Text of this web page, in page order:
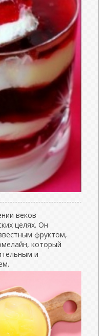
веков
целях. Он
фруктом,
который
и